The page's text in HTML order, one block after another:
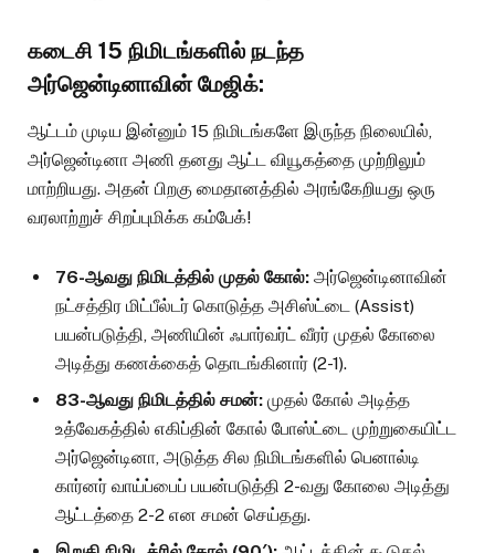
கடைசி 15 நிமிடங்களில் நடந்த
அர்ஜென்டினாவின் மேஜிக்:
ஆட்டம் முடிய இன்னும் 15 நிமிடங்களே இருந்த நிலையில்,
அர்ஜென்டினா அணி தனது ஆட்ட வியூகத்தை முற்றிலும்
மாற்றியது. அதன் பிறகு மைதானத்தில் அரங்கேறியது ஒரு
வரலாற்றுச் சிறப்புமிக்க கம்பேக்!
76-ஆவது நிமிடத்தில் முதல் கோல்: அர்ஜென்டினாவின்
நட்சத்திர மிட்பீல்டர் கொடுத்த அசிஸ்ட்டை (Assist)
பயன்படுத்தி, அணியின் ஃபார்வர்ட் வீரர் முதல் கோலை
அடித்து கணக்கைத் தொடங்கினார் (2-1).
83-ஆவது நிமிடத்தில் சமன்: முதல் கோல் அடித்த
உத்வேகத்தில் எகிப்தின் கோல் போஸ்ட்டை முற்றுகையிட்ட
அர்ஜென்டினா, அடுத்த சில நிமிடங்களில் பெனால்டி
கார்னர் வாய்ப்பைப் பயன்படுத்தி 2-வது கோலை அடித்து
ஆட்டத்தை 2-2 என சமன் செய்தது.